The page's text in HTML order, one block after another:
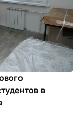
в